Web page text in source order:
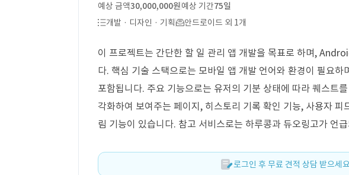
예상 금액30,000,000원예상 기간75일
개발 · 디자인 · 기획
안드로이드 외 1개
이 프로젝트는 간단한 할 일 관리 앱 개발을 목표로 하며,
다. 핵심 기술 스택으로는 모바일 앱 개발 언어와 환경이 필요하
포함됩니다. 주요 기능으로는 유저의 기분 상태에 따라 퀘스트
각화하여 보여주는 페이지, 히스토리 기록 확인 기능, 사용자 피
림 기능이 있습니다. 참고 서비스로는 하루콩과 듀오링고가 언
로그인 후 무료 견적 상담 받으세